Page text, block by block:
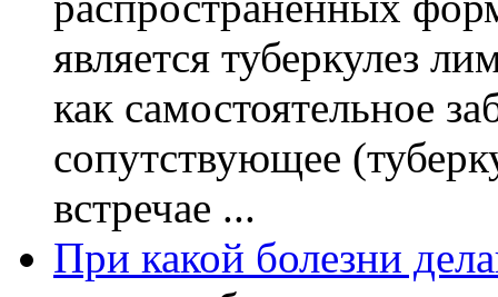
является туберкулез
как самостоятельное
сопутствующее
встречае ...
При какой болезни